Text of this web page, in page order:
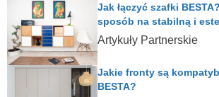
Artykuły Partnerskie
Jak łączyć szafki
sposób na stabilną i
Jakie fronty są
BESTA?